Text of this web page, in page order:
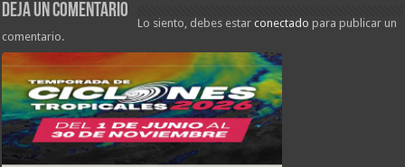
Deja un comentario
Lo siento, debes estarconectado para publicar un
comentario.